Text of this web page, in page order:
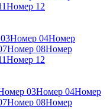
Номер 12
Номер 04Номер
Номер 08Номер
Номер 12
03Номер 04Номер
Номер 08Номер